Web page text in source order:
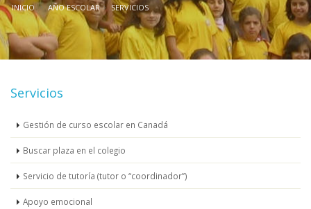
INICIO AÑO ESCOLAR SERVICIOS
Servicios
Gestión de curso escolar en Canadá
Buscar plaza en el colegio
Servicio de tutoría (tutor o “coordinador”)
Apoyo emocional